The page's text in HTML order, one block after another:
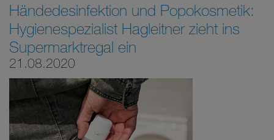
Händedesinfektion und Popokosmetik:
Hygienespezialist Hagleitner zieht ins
Supermarktregal ein
21.08.2020